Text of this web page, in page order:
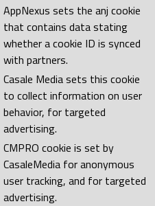
AppNexus sets the anj cookie
that contains data stating
whether a cookie ID is synced
with partners.
Casale Media sets this cookie
to collect information on user
behavior, for targeted
advertising.
CMPRO cookie is set by
CasaleMedia for anonymous
user tracking, and for targeted
advertising.